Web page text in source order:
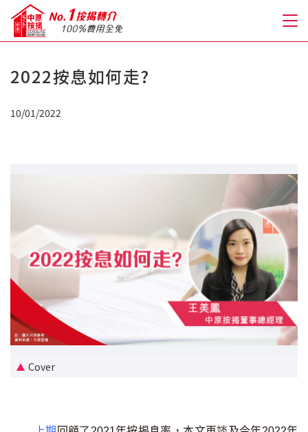
關於我們
免費開戶轉介服務
私人貸款
優惠禮遇
新盤優越按揭優惠
中原按揭標籤優惠
2022按息如何走?
10/01/2022
Cover